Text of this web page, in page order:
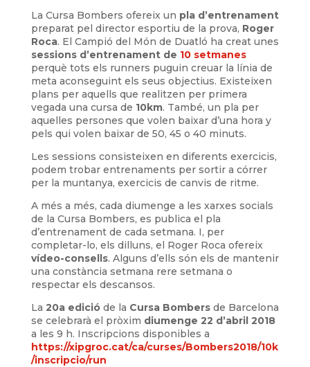
La Cursa Bombers ofereix un pla d’entrenament
preparat pel director esportiu de la prova, Roger
Roca. El Campió del Món de Duatló ha creat unes
sessions d’entrenament de 10 setmanes
perquè tots els runners puguin creuar la línia de
meta aconseguint els seus objectius. Existeixen
plans per aquells que realitzen per primera
vegada una cursa de 10km. També, un pla per
aquelles persones que volen baixar d’una hora y
pels qui volen baixar de 50, 45 o 40 minuts.
Les sessions consisteixen en diferents exercicis,
podem trobar entrenaments per sortir a córrer
per la muntanya, exercicis de canvis de ritme.
A més a més, cada diumenge a les xarxes socials
de la Cursa Bombers, es publica el pla
d’entrenament de cada setmana. I, per
completar-lo, els dilluns, el Roger Roca ofereix
vídeo-consells. Alguns d’ells són els de mantenir
una constància setmana rere setmana o
respectar els descansos.
La 20a edicióde la Cursa Bombersde Barcelona
se celebrarà el pròxim diumenge 22 d’abril 2018
a les 9 h. Inscripcions disponibles a
https://xipgroc.cat/ca/curses/Bombers2018/10k
/inscripcio/run